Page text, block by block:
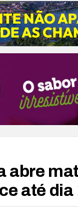
abre
até dia